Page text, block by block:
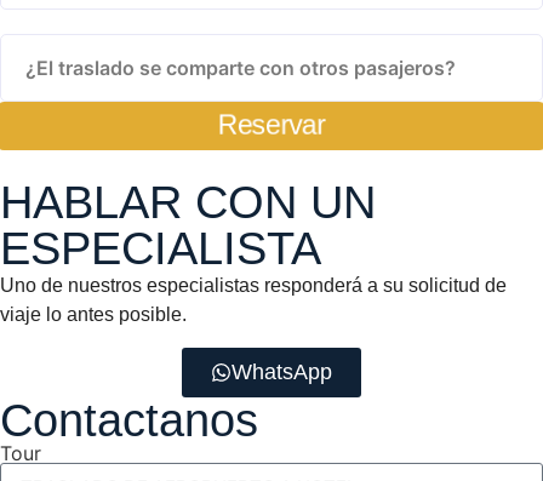
¿El traslado se comparte con otros pasajeros?
Reservar
HABLAR CON UN
ESPECIALISTA
Uno de nuestros especialistas responderá a su solicitud de
viaje lo antes posible.
WhatsApp
Contactanos
Tour